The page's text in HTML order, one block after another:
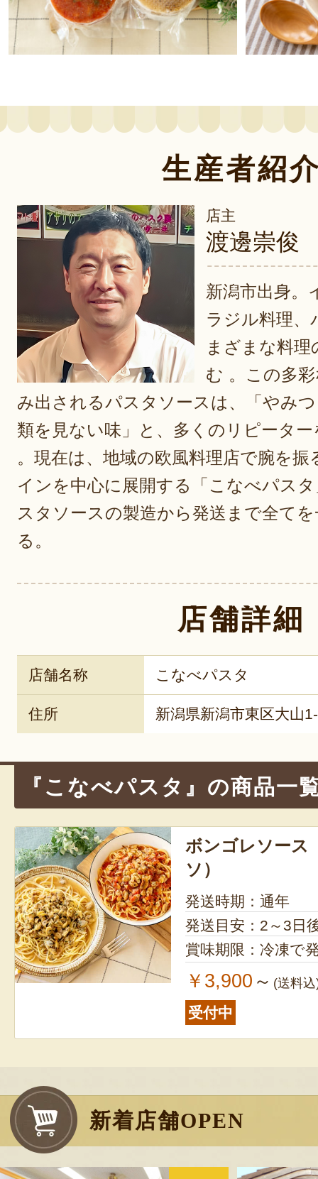
生産者紹
店主
渡邊崇俊
新潟市出身。
ラジル料理、
まざまな料理
む 。この多
み出されるパスタソースは、「やみ
類を見ない味」と、多くのリピータ
。現在は、地域の欧風料理店で腕を
インを中心に展開する「こなべパス
スタソースの製造から発送まで全て
る。
店舗詳細
店舗名称 こなべパスタ
住所 新潟県新潟市東区大山
『こなべパスタ』の商品一
ボンゴレソース
ソ）
発送時期：通年
発送目安：2～3日
賞味期限：冷凍で
￥3,900 ～ (送料
受付中
新着店舗OPEN